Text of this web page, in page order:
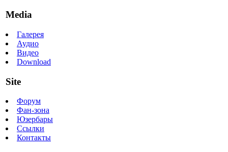
Media
Галерея
Аудио
Видео
Download
Site
Форум
Фан-зона
Юзербары
Ссылки
Контакты